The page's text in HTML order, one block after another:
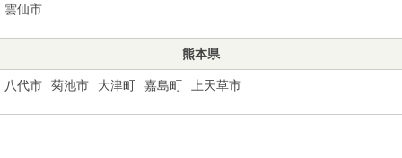
雲仙市
熊本県
八代市 菊池市 大津町 嘉島町 上天草市